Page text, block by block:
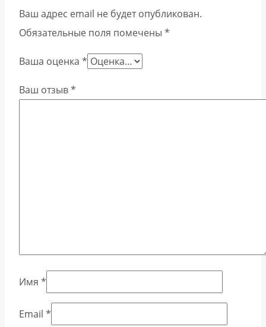
Ваш адрес email не будет опубликован.
Обязательные поля помечены *
Ваша оценка *
Ваш отзыв*
Имя *
Email *